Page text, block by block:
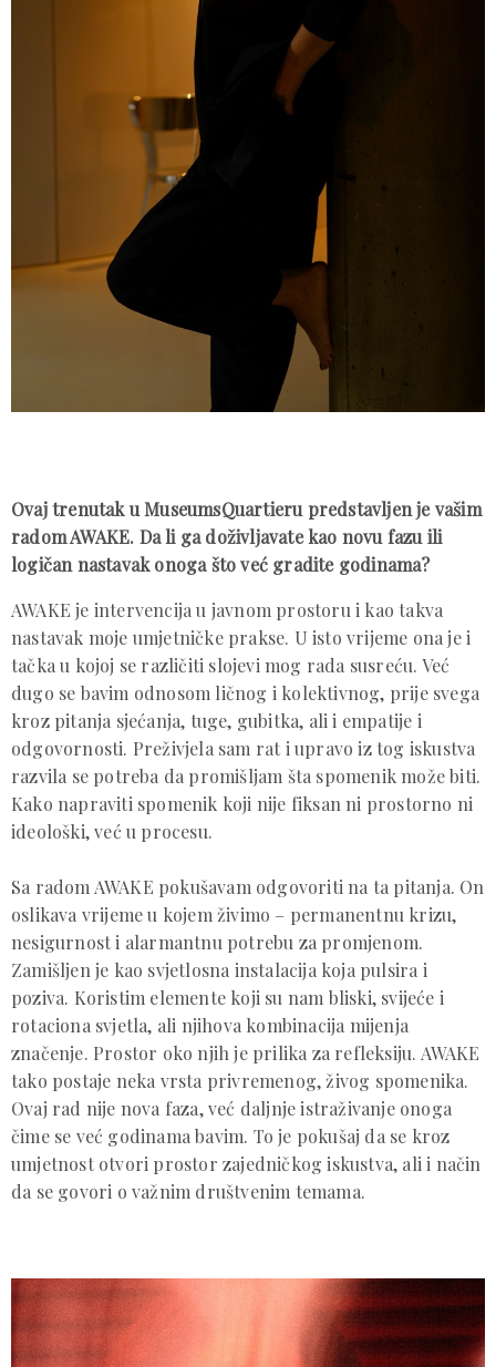
Ovaj trenutak u MuseumsQuartieru predstavljen je vašim
radom AWAKE. Da li ga doživljavate kao novu fazu ili
logičan nastavak onoga što već gradite godinama?
AWAKE je intervencija u javnom prostoru i kao takva
nastavak moje umjetničke prakse. U isto vrijeme ona je i
tačka u kojoj se različiti slojevi mog rada susreću. Već
dugo se bavim odnosom ličnog i kolektivnog, prije svega
kroz pitanja sjećanja, tuge, gubitka, ali i empatije i
odgovornosti. Preživjela sam rat i upravo iz tog iskustva
razvila se potreba da promišljam šta spomenik može biti.
Kako napraviti spomenik koji nije fiksan ni prostorno ni
ideološki, već u procesu.
Sa radom AWAKE pokušavam odgovoriti na ta pitanja. On
oslikava vrijeme u kojem živimo – permanentnu krizu,
nesigurnost i alarmantnu potrebu za promjenom.
Zamišljen je kao svjetlosna instalacija koja pulsira i
poziva. Koristim elemente koji su nam bliski, svijeće i
rotaciona svjetla, ali njihova kombinacija mijenja
značenje. Prostor oko njih je prilika za refleksiju. AWAKE
tako postaje neka vrsta privremenog, živog spomenika.
Ovaj rad nije nova faza, već daljnje istraživanje onoga
čime se već godinama bavim. To je pokušaj da se kroz
umjetnost otvori prostor zajedničkog iskustva, ali i način
da se govori o važnim društvenim temama.